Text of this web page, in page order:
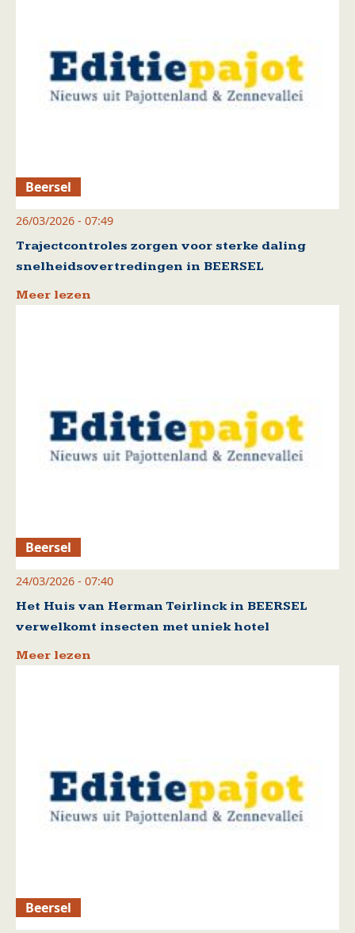
Beersel
26/03/2026 - 07:49
Trajectcontroles zorgen voor sterke daling
snelheidsovertredingen in BEERSEL
Meer lezen
Beersel
24/03/2026 - 07:40
Het Huis van Herman Teirlinck in BEERSEL
verwelkomt insecten met uniek hotel
Meer lezen
Beersel